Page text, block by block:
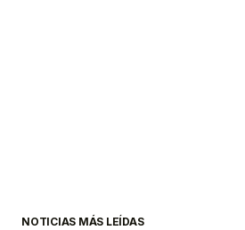
NOTICIAS MÁS LEÍDAS